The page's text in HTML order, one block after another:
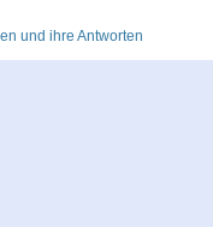
und ihre Antworten